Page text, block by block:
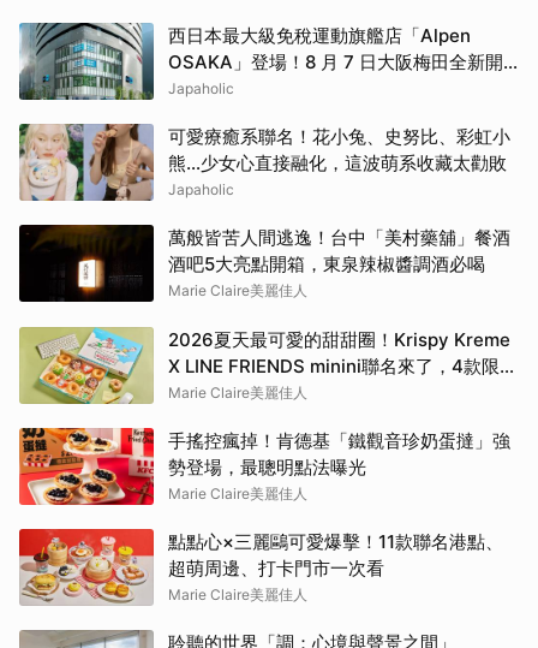
西日本最大級免稅運動旗艦店「Alpen
OSAKA」登場！8 月 7 日大阪梅田全新開
幕！
Japaholic
可愛療癒系聯名！花小兔、史努比、彩虹小
熊…少女心直接融化，這波萌系收藏太勸敗
Japaholic
萬般皆苦人間逃逸！台中「美村藥舖」餐酒
酒吧5大亮點開箱，東泉辣椒醬調酒必喝
Marie Claire美麗佳人
2026夏天最可愛的甜甜圈！Krispy Kreme
X LINE FRIENDS minini聯名來了，4款限定
口味、周邊商品及優惠一次看
Marie Claire美麗佳人
手搖控瘋掉！肯德基「鐵觀音珍奶蛋撻」強
勢登場，最聰明點法曝光
Marie Claire美麗佳人
點點心×三麗鷗可愛爆擊！11款聯名港點、
超萌周邊、打卡門市一次看
Marie Claire美麗佳人
聆聽的世界「調：心境與聲景之間」